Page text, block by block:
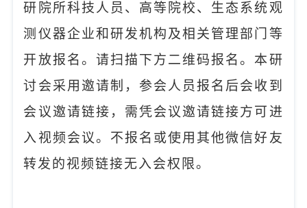
研院所科技人员、高等院校、生态系统观
测仪器企业和研发机构及相关管理部门等
开放报名。请扫描下方二维码报名。本研
讨会采用邀请制，参会人员报名后会收到
会议邀请链接，需凭会议邀请链接方可进
入视频会议。不报名或使用其他微信好友
转发的视频链接无入会权限。